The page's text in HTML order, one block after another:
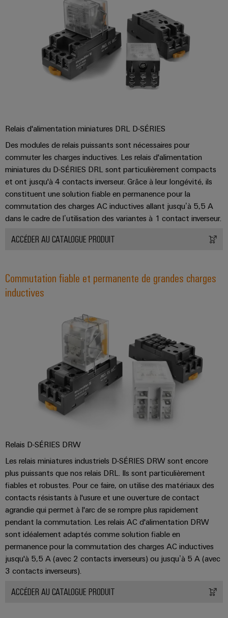
Ingénierie
numérique
d'un niveau
supérieur -
intuitive,
simple,
rapide
Relais d'alimentation miniatures DRL D-SÉRIES
Des modules de relais puissants sont nécessaires pour
commuter les charges inductives. Les relais d'alimentation
miniatures du D-SÉRIES DRL sont particulièrement compacts
et ont jusqu'à 4 contacts inverseur. Grâce à leur longévité, ils
constituent une solution fiable en permanence pour la
commutation des charges AC inductives allant jusqu’à 5,5 A
dans le cadre de l’utilisation des variantes à 1 contact inverseur.
ACCÉDER AU CATALOGUE PRODUIT
Commutation fiable et permanente de grandes charges
inductives
Relais D-SÉRIES DRW
Les relais miniatures industriels D-SÉRIES DRW sont encore
plus puissants que nos relais DRL. Ils sont particulièrement
fiables et robustes. Pour ce faire, on utilise des matériaux des
contacts résistants à l'usure et une ouverture de contact
agrandie qui permet à l'arc de se rompre plus rapidement
pendant la commutation. Les relais AC d'alimentation DRW
sont idéalement adaptés comme solution fiable en
permanence pour la commutation des charges AC inductives
jusqu'à 5,5 A (avec 2 contacts inverseurs) ou jusqu’à 5 A (avec
3 contacts inverseurs).
ACCÉDER AU CATALOGUE PRODUIT